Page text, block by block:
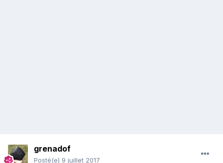
grenadof
Posté(e) 9 juillet 2017